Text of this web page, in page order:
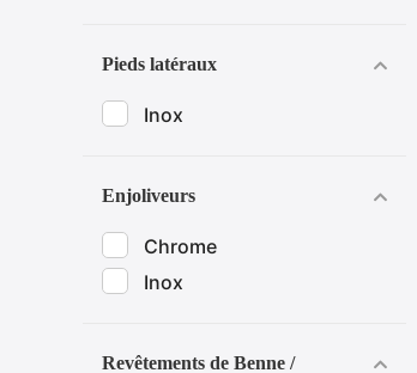
Pieds latéraux
Inox
Enjoliveurs
Chrome
Inox
Revêtements de Benne /